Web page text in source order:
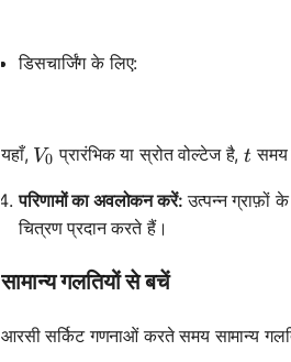
डिसचार्जिंग के लिए:
यहाँ, V_0
V0 प्रारंभिक या स्रोत वोल्टेज है,t
t समय
परिणामों का अवलोकन करें: उत्पन्न ग्राफ़ों
चित्रण प्रदान करते हैं।
सामान्य गलतियों से बचें
आरसी सर्किट गणनाओं करते समय सामान्य